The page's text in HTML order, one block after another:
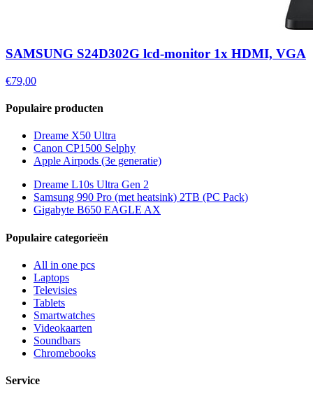
SAMSUNG S24D302G lcd-monitor 1x HDMI, VGA
€79,00
Populaire producten
Dreame X50 Ultra
Canon CP1500 Selphy
Apple Airpods (3e generatie)
Dreame L10s Ultra Gen 2
Samsung 990 Pro (met heatsink) 2TB (PC Pack)
Gigabyte B650 EAGLE AX
Populaire categorieën
All in one pcs
Laptops
Televisies
Tablets
Smartwatches
Videokaarten
Soundbars
Chromebooks
Service